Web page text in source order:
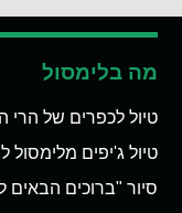
מה בלימסול
טיול לכפרים של הרי
טיול ג'יפים מלימסול
סיור "ברוכים הבאים